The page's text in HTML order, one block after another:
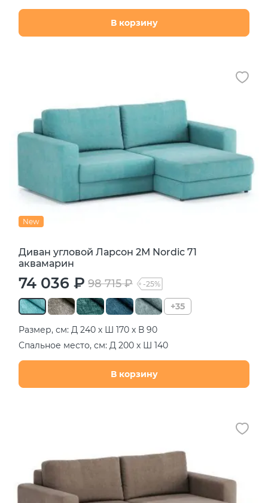
В корзину
New
Диван угловой Ларсон 2М Nordic 71
аквамарин
74 036 ₽ 98 715 ₽ -25%
+35
Размер, см: Д 240 х Ш 170 х В 90
Спальное место, см: Д 200 х Ш 140
В корзину